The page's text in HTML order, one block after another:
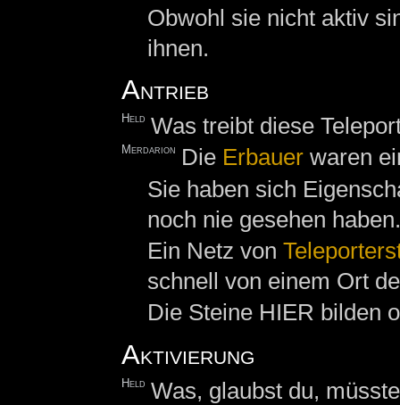
Obwohl sie nicht aktiv
ihnen.
Antrieb
Held Was treibt diese
Merdarion Die Erbauer waren
Sie haben sich
noch nie gesehen haben.
Ein Netz von
schnell von einem Ort
Die Steine HIER bilden
Aktivierung
Held Was, glaubst du,